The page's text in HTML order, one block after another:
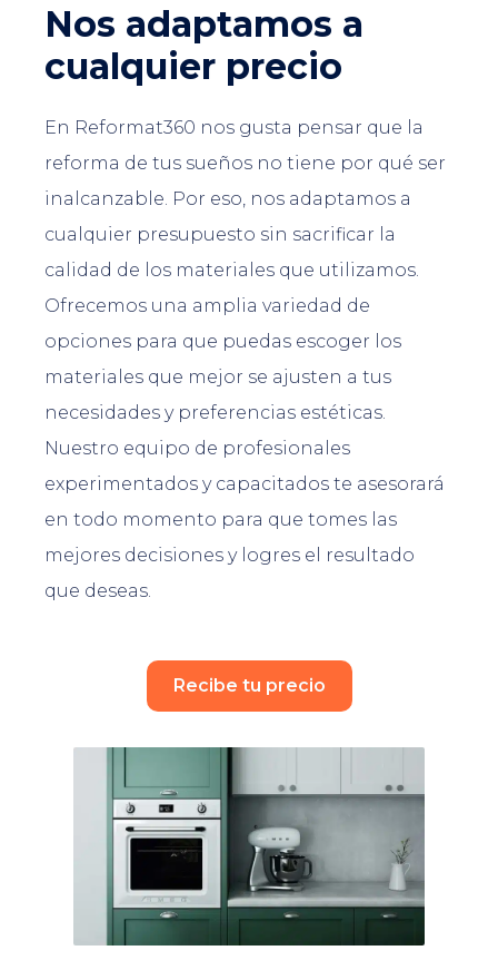
Nos adaptamos a
cualquier precio
En Reformat360 nos gusta pensar que la
reforma de tus sueños no tiene por qué ser
inalcanzable. Por eso, nos adaptamos a
cualquier presupuesto sin sacrificar la
calidad de los materiales que utilizamos.
Ofrecemos una amplia variedad de
opciones para que puedas escoger los
materiales que mejor se ajusten a tus
necesidades y preferencias estéticas.
Nuestro equipo de profesionales
experimentados y capacitados te asesorará
en todo momento para que tomes las
mejores decisiones y logres el resultado
que deseas.
Recibe tu precio